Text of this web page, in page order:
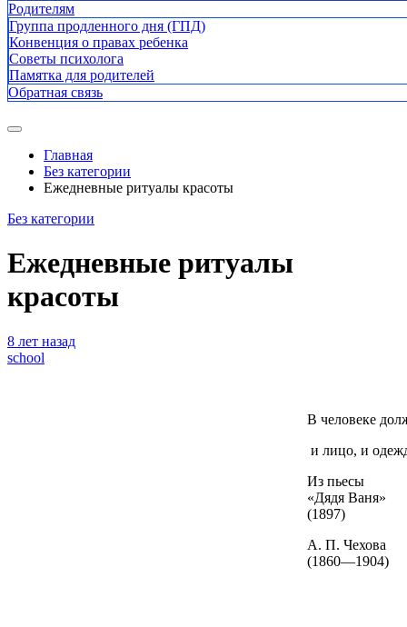
Родителям
Группа продленного дня (ГПД)
Конвенция о правах ребенка
Советы психолога
Памятка для родителей
Обратная связь
Главная
Без категории
Ежедневные ритуалы красоты
Без категории
Ежедневные ритуалы
красоты
8 лет назад
school
В человеке
и лицо, и
Из пьесы
«Дядя Ваня»
(1897)
А. П. Чехова
(1860—1904)